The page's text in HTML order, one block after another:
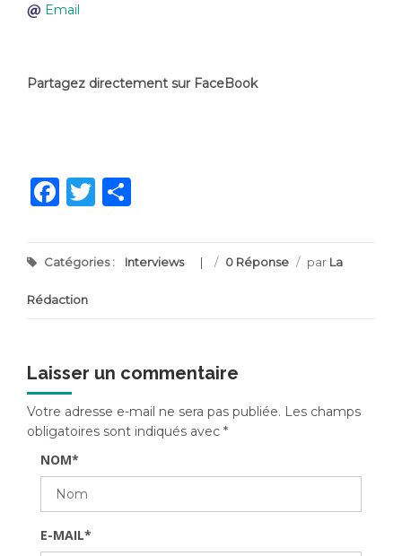
Email
Partagez directement sur FaceBook
Facebook
Twitter
Catégories : Interviews / 0 Réponse / par La
Rédaction
Laisser un commentaire
Votre adresse e-mail ne sera pas publiée. Les champs
obligatoires sont indiqués avec *
NOM*
E-MAIL*